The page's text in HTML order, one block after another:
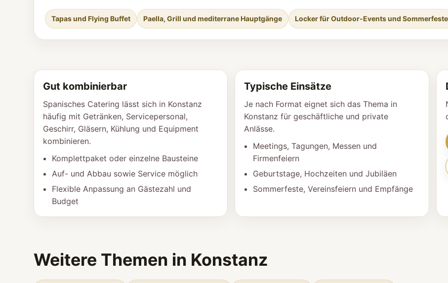
Tapas und Flying Buffet Paella, Grill und mediterrane Hauptgänge Locker für Outdoor-Events und Sommerfeste
Gut kombinierbar
Spanisches Catering lässt sich in Konstanz
häufig mit Getränken, Servicepersonal,
Geschirr, Gläsern, Kühlung und Equipment
kombinieren.
Komplettpaket oder einzelne Bausteine
Auf- und Abbau sowie Service möglich
Flexible Anpassung an Gästezahl und
Budget
Typische Einsätze
Je nach Format eignet sich das Thema in
Konstanz für geschäftliche und private
Anlässe.
Meetings, Tagungen, Messen und
Firmenfeiern
Geburtstage, Hochzeiten und Jubiläen
Sommerfeste, Vereinsfeiern und Empfänge
Weitere Themen in Konstanz